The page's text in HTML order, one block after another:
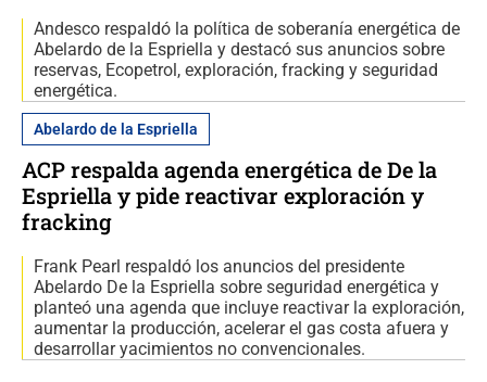
Andesco respaldó la política de soberanía energética de
Abelardo de la Espriella y destacó sus anuncios sobre
reservas, Ecopetrol, exploración, fracking y seguridad
energética.
Abelardo de la Espriella
ACP respalda agenda energética de De la
Espriella y pide reactivar exploración y
fracking
Frank Pearl respaldó los anuncios del presidente
Abelardo De la Espriella sobre seguridad energética y
planteó una agenda que incluye reactivar la exploración,
aumentar la producción, acelerar el gas costa afuera y
desarrollar yacimientos no convencionales.